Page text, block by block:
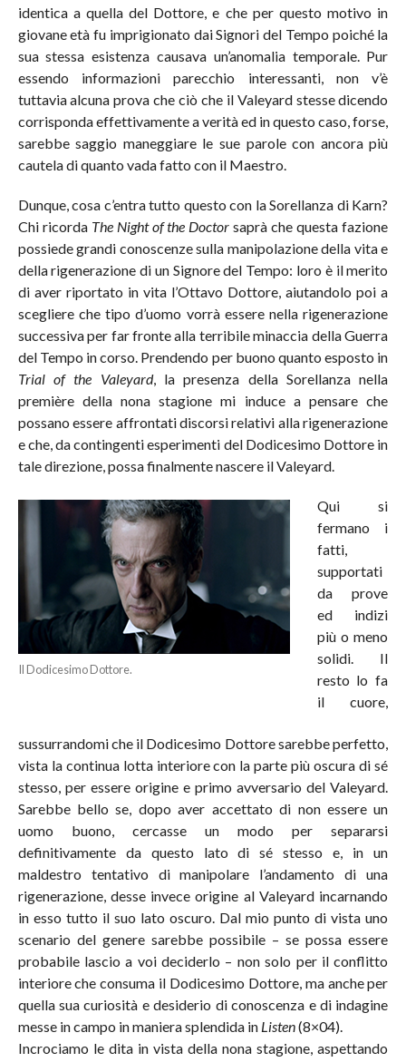
identica a quella del Dottore, e che per questo motivo in
giovane età fu imprigionato dai Signori del Tempo poiché la
sua stessa esistenza causava un’anomalia temporale. Pur
essendo informazioni parecchio interessanti, non v’è
tuttavia alcuna prova che ciò che il Valeyard stesse dicendo
corrisponda effettivamente a verità ed in questo caso, forse,
sarebbe saggio maneggiare le sue parole con ancora più
cautela di quanto vada fatto con il Maestro.
Dunque, cosa c’entra tutto questo con la Sorellanza di Karn?
Chi ricorda The Night of the Doctor saprà che questa fazione
possiede grandi conoscenze sulla manipolazione della vita e
della rigenerazione di un Signore del Tempo: loro è il merito
di aver riportato in vita l’Ottavo Dottore, aiutandolo poi a
scegliere che tipo d’uomo vorrà essere nella rigenerazione
successiva per far fronte alla terribile minaccia della Guerra
del Tempo in corso. Prendendo per buono quanto esposto in
Trial of the Valeyard, la presenza della Sorellanza nella
première della nona stagione mi induce a pensare che
possano essere affrontati discorsi relativi alla rigenerazione
e che, da contingenti esperimenti del Dodicesimo Dottore in
tale direzione, possa finalmente nascere il Valeyard.
Il Dodicesimo Dottore.
Qui si
fermano i
fatti,
supportati
da prove
ed indizi
più o meno
solidi. Il
resto lo fa
il cuore,
sussurrandomi che il Dodicesimo Dottore sarebbe perfetto,
vista la continua lotta interiore con la parte più oscura di sé
stesso, per essere origine e primo avversario del Valeyard.
Sarebbe bello se, dopo aver accettato di non essere un
uomo buono, cercasse un modo per separarsi
definitivamente da questo lato di sé stesso e, in un
maldestro tentativo di manipolare l’andamento di una
rigenerazione, desse invece origine al Valeyard incarnando
in esso tutto il suo lato oscuro. Dal mio punto di vista uno
scenario del genere sarebbe possibile – se possa essere
probabile lascio a voi deciderlo – non solo per il conflitto
interiore che consuma il Dodicesimo Dottore, ma anche per
quella sua curiosità e desiderio di conoscenza e di indagine
messe in campo in maniera splendida in Listen(8×04).
Incrociamo le dita in vista della nona stagione, aspettando